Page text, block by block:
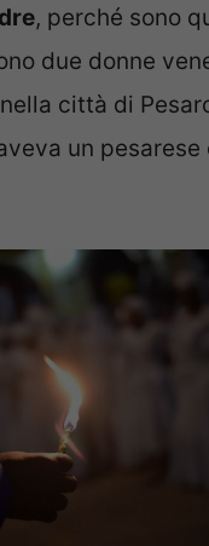
, perché sono
due donne
città di
un pesarese